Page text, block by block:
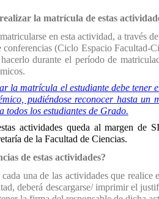
la matrícula de estas
en esta actividad, a través
conferencias (Ciclo Espacio Facultad-
durante el período de
.
la matrícula el estudiante debe tener
pudiéndose reconocer hasta
todos los estudiantes de Grado.
actividades queda al margen de
de la Facultad de Ciencias.
de estas actividades?
una de las actividades que
deberá descargarse/ imprimir el